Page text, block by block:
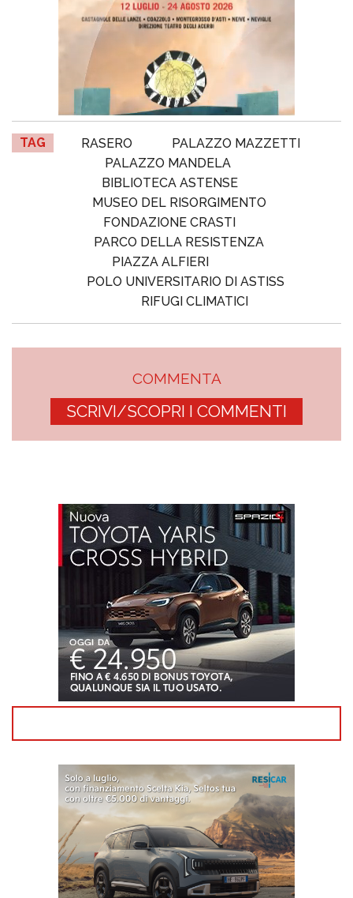
TAG RASERO
PALAZZO MAZZETTI
PALAZZO MANDELA
BIBLIOTECA ASTENSE
MUSEO DEL RISORGIMENTO
FONDAZIONE CRASTI
PARCO DELLA RESISTENZA
PIAZZA ALFIERI
POLO UNIVERSITARIO DI ASTISS
RIFUGI CLIMATICI
COMMENTA
SCRIVI/SCOPRI I COMMENTI